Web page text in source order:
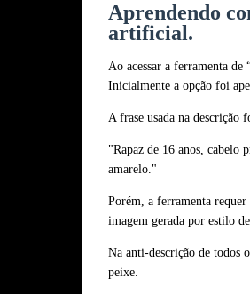
Aprendendo
artificial.
Ao acessar a ferramenta de
Inicialmente a opção foi
A frase usada na descrição
"Rapaz de 16 anos, cabelo
amarelo."
Porém, a ferramenta
imagem gerada por estilo
Na anti-descrição de todos
peixe.